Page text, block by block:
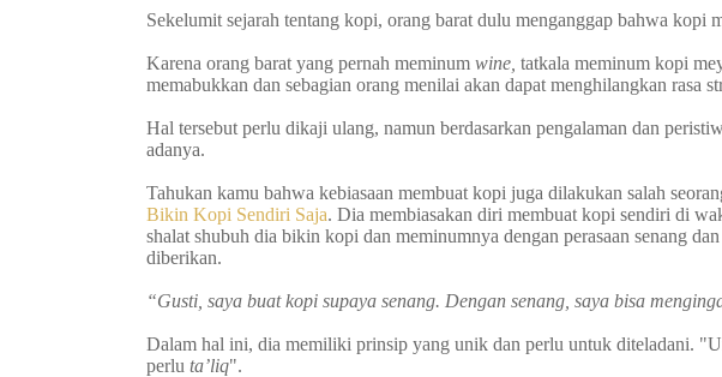
Sekelumit sejarah tentang kopi, orang barat dulu menganggap bahwa kopi
Karena orang barat yang pernah meminum wine, tatkala meminum kopi
memabukkan dan sebagian orang menilai akan dapat menghilangkan rasa
Hal tersebut perlu dikaji ulang, namun berdasarkan pengalaman dan
adanya.
Tahukan kamu bahwa kebiasaan membuat kopi juga dilakukan salah
Bikin Kopi Sendiri Saja. Dia membiasakan diri membuat kopi sendiri di
shalat shubuh dia bikin kopi dan meminumnya dengan perasaan senang
diberikan.
“Gusti, saya buat kopi supaya senang. Dengan senang, saya bisa
Dalam hal ini, dia memiliki prinsip yang unik dan perlu untuk diteladani.
perlu ta’liq".